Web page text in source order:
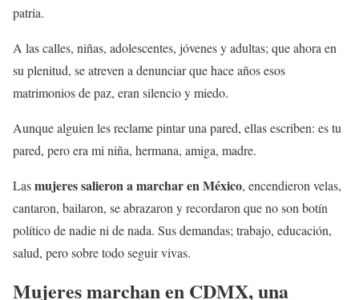
patria.
A las calles, niñas, adolescentes, jóvenes y adultas; que ahora en
su plenitud, se atreven a denunciar que hace años esos
matrimonios de paz, eran silencio y miedo.
Aunque alguien les reclame pintar una pared, ellas escriben: es tu
pared, pero era mi niña, hermana, amiga, madre.
Lasmujeres salieron a marchar en México, encendieron velas,
cantaron, bailaron, se abrazaron y recordaron que no son botín
político de nadie ni de nada. Sus demandas; trabajo, educación,
salud, pero sobre todo seguir vivas.
Mujeres marchan en CDMX, una